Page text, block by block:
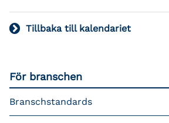
Tillbaka till kalendariet
För branschen
Branschstandards